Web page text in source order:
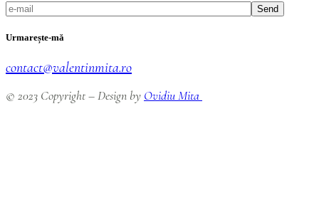
Send
Urmarește-mă
contact@valentinmita.ro
© 2023 Copyright – Design by Ovidiu Mita